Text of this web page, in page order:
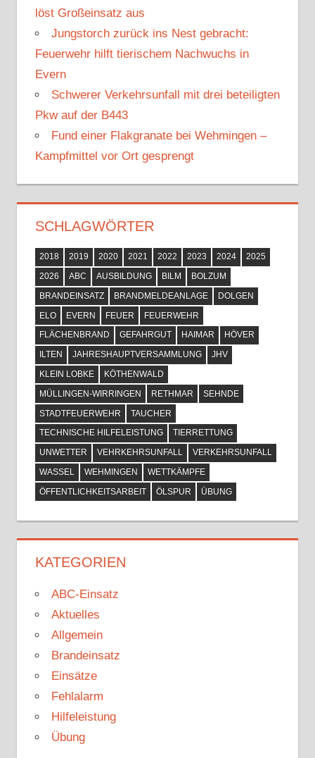
h
löst Großeinsatz aus
Jungstorch zurück ins Nest gebracht:
Feuerwehr hilft tierischem Nachwuchs in
Evern
Schwerer Verkehrsunfall mit drei beteiligten
Pkw auf der B443
Fund einer Flakgranate bei Wehmingen –
Kampfmittel vor Ort gesprengt
SCHLAGWÖRTER
2018 2019 2020 2021 2022 2023 2024
2025
2026
ABC AUSBILDUNG BILM
BOLZUM
BRANDEINSATZ
BRANDMELDEANLAGE
DOLGEN
ELO
EVERN FEUER
FEUERWEHR
FLÄCHENBRAND
GEFAHRGUT HAIMAR
HÖVER
ILTEN
JAHRESHAUPTVERSAMMLUNG
JHV
KLEIN LOBKE
KÖTHENWALD
MÜLLINGEN-WIRRINGEN
RETHMAR
SEHNDE
STADTFEUERWEHR
TAUCHER
TECHNISCHE HILFELEISTUNG
TIERRETTUNG
UNWETTER
VEHRKEHRSUNFALL
VERKEHRSUNFALL
WASSEL
WEHMINGEN
WETTKÄMPFE
ÖFFENTLICHKEITSARBEIT
ÖLSPUR ÜBUNG
KATEGORIEN
ABC-Einsatz
Aktuelles
Allgemein
Brandeinsatz
Einsätze
Fehlalarm
Hilfeleistung
Übung